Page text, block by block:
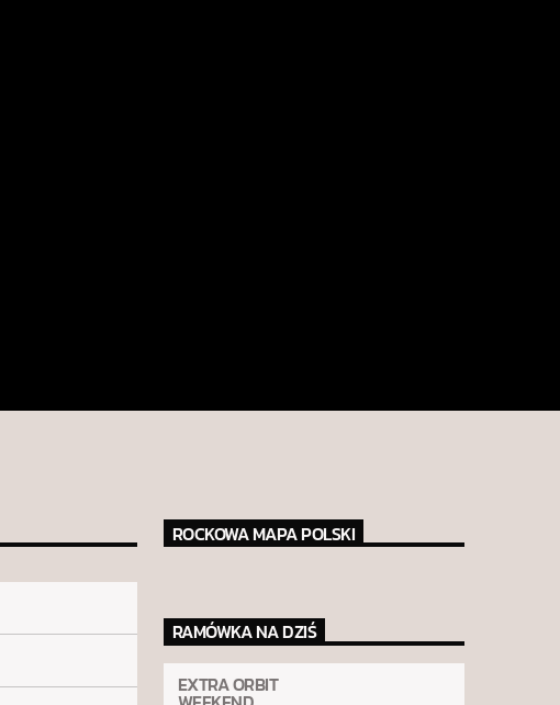
ROCKOWA MAPA POLSKI
RAMÓWKA NA DZIŚ
EXTRA ORBIT